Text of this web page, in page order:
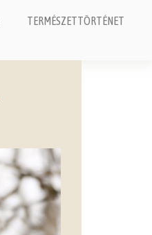
TERMÉSZETTÖRTÉNET